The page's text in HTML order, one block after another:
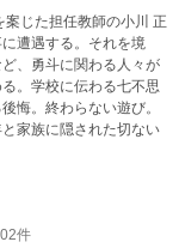
じた担任教師の小川 正
遭遇する。それを境
、勇斗に関わる人々が
。学校に伝わる七不思
悔。終わらない遊び。
家族に隠された切ない
件